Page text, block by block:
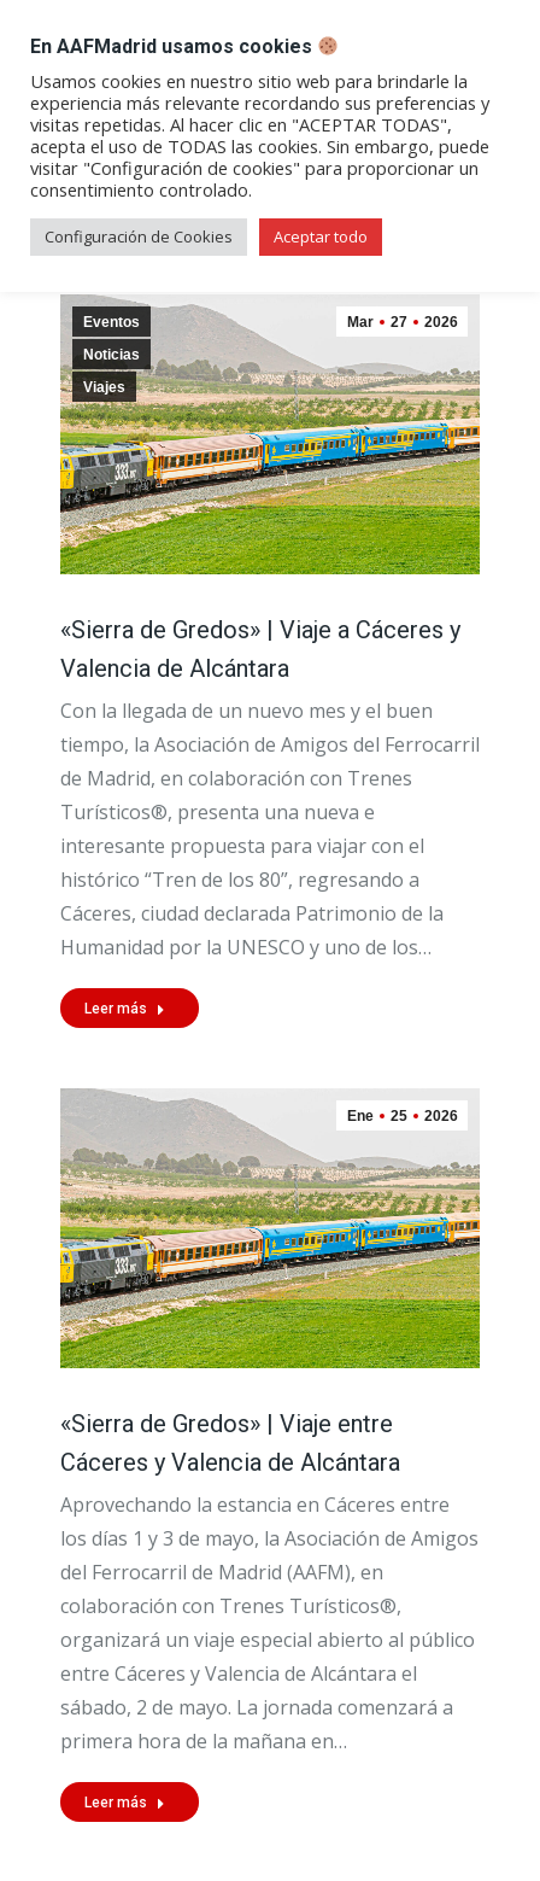
Abrir
enlace
en
una
ventana/pestaña
Abrir
enlace
en
una
ventana/pestaña
Abrir
enlace
en
una
ventana/pestaña
Abrir
enlace
en
una
Abrir
enlace
en
una
Archivos de etiqueta:Cáceres
Mar 27 2026
Eventos
Noticias
Viajes
«Sierra de Gredos» | Viaje a Cáceres y
Valencia de Alcántara
Con la llegada de un nuevo mes y el buen
tiempo, la Asociación de Amigos del Ferrocarril
de Madrid, en colaboración con Trenes
Turísticos®, presenta una nueva e
interesante propuesta para viajar con el
histórico “Tren de los 80”, regresando a
Cáceres, ciudad declarada Patrimonio de la
Humanidad por la UNESCO y uno de los…
Leer más
Ene 25 2026
«Sierra de Gredos» | Viaje entre
Cáceres y Valencia de Alcántara
Aprovechando la estancia en Cáceres entre
los días 1 y 3 de mayo, la Asociación de Amigos
del Ferrocarril de Madrid (AAFM), en
colaboración con Trenes Turísticos®,
organizará un viaje especial abierto al público
entre Cáceres y Valencia de Alcántara el
sábado, 2 de mayo. La jornada comenzará a
primera hora de la mañana en…
Leer más
En AAFMadrid usamos cookies
Usamos cookies en nuestro sitio web para brindarle la
experiencia más relevante recordando sus preferencias y
visitas repetidas. Al hacer clic en "ACEPTAR TODAS",
acepta el uso de TODAS las cookies. Sin embargo, puede
visitar "Configuración de cookies" para proporcionar un
consentimiento controlado.
Configuración de Cookies Aceptar todo